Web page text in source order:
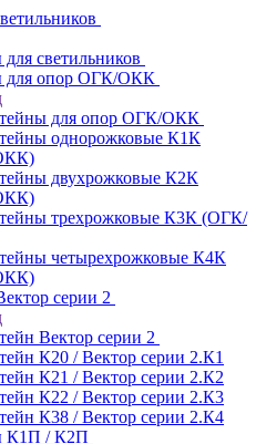
светильников
для опор ОГК/ОКК
для опор ОГК/ОКК
однорожковые К1К
двухрожковые К2К
трехрожковые К3К (ОГК/
четырехрожковые К4К
серии 2
Вектор серии 2
К20 / Вектор серии 2.К1
К21 / Вектор серии 2.К2
К22 / Вектор серии 2.К3
К38 / Вектор серии 2.К4
К1П / К2П